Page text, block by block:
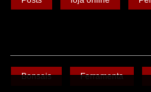
Bonsais Ferramenta